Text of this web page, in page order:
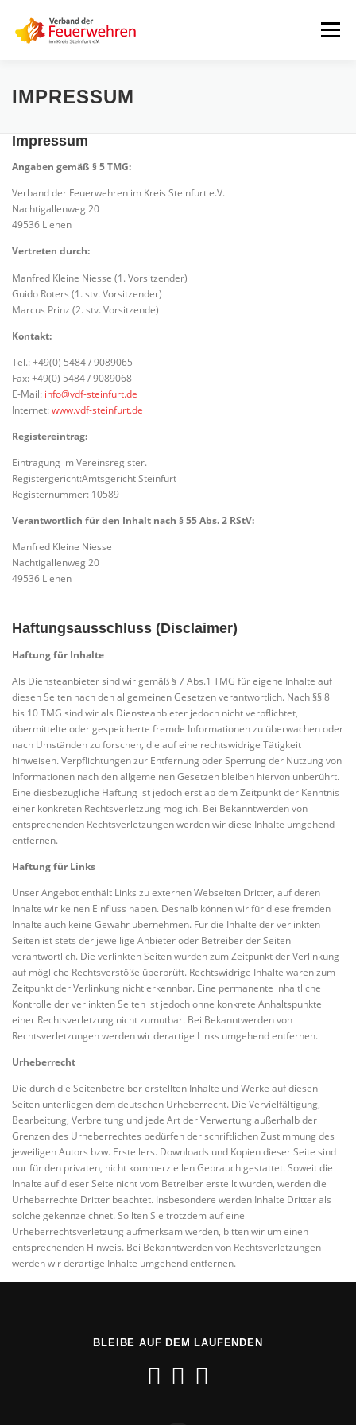
springen
Menü
START AKTUELLES
VORSTAND
INTERNER BEREICH
IMPRESSUM
Impressum
Angaben gemäß § 5 TMG:
Verband der Feuerwehren im Kreis Steinfurt e.V.
Nachtigallenweg 20
49536 Lienen
Vertreten durch:
Manfred Kleine Niesse (1. Vorsitzender)
Guido Roters (1. stv. Vorsitzender)
Marcus Prinz (2. stv. Vorsitzende)
Kontakt:
Tel.: +49(0) 5484 / 9089065
Fax: +49(0) 5484 / 9089068
E-Mail: info@vdf-steinfurt.de
Internet:www.vdf-steinfurt.de
Registereintrag:
Eintragung im Vereinsregister.
Registergericht:Amtsgericht Steinfurt
Registernummer: 10589
Verantwortlich für den Inhalt nach § 55 Abs. 2 RStV:
Manfred Kleine Niesse
Nachtigallenweg 20
49536 Lienen
Haftungsausschluss (Disclaimer)
Haftung für Inhalte
Als Diensteanbieter sind wir gemäß § 7 Abs.1 TMG für eigene Inhalte auf
diesen Seiten nach den allgemeinen Gesetzen verantwortlich. Nach §§ 8
bis 10 TMG sind wir als Diensteanbieter jedoch nicht verpflichtet,
übermittelte oder gespeicherte fremde Informationen zu überwachen oder
nach Umständen zu forschen, die auf eine rechtswidrige Tätigkeit
hinweisen. Verpflichtungen zur Entfernung oder Sperrung der Nutzung von
Informationen nach den allgemeinen Gesetzen bleiben hiervon unberührt.
Eine diesbezügliche Haftung ist jedoch erst ab dem Zeitpunkt der Kenntnis
einer konkreten Rechtsverletzung möglich. Bei Bekanntwerden von
entsprechenden Rechtsverletzungen werden wir diese Inhalte umgehend
entfernen.
Haftung für Links
Unser Angebot enthält Links zu externen Webseiten Dritter, auf deren
Inhalte wir keinen Einfluss haben. Deshalb können wir für diese fremden
Inhalte auch keine Gewähr übernehmen. Für die Inhalte der verlinkten
Seiten ist stets der jeweilige Anbieter oder Betreiber der Seiten
verantwortlich. Die verlinkten Seiten wurden zum Zeitpunkt der Verlinkung
auf mögliche Rechtsverstöße überprüft. Rechtswidrige Inhalte waren zum
Zeitpunkt der Verlinkung nicht erkennbar. Eine permanente inhaltliche
Kontrolle der verlinkten Seiten ist jedoch ohne konkrete Anhaltspunkte
einer Rechtsverletzung nicht zumutbar. Bei Bekanntwerden von
Rechtsverletzungen werden wir derartige Links umgehend entfernen.
Urheberrecht
Die durch die Seitenbetreiber erstellten Inhalte und Werke auf diesen
Seiten unterliegen dem deutschen Urheberrecht. Die Vervielfältigung,
Bearbeitung, Verbreitung und jede Art der Verwertung außerhalb der
Grenzen des Urheberrechtes bedürfen der schriftlichen Zustimmung des
jeweiligen Autors bzw. Erstellers. Downloads und Kopien dieser Seite sind
nur für den privaten, nicht kommerziellen Gebrauch gestattet. Soweit die
Inhalte auf dieser Seite nicht vom Betreiber erstellt wurden, werden die
Urheberrechte Dritter beachtet. Insbesondere werden Inhalte Dritter als
solche gekennzeichnet. Sollten Sie trotzdem auf eine
Urheberrechtsverletzung aufmerksam werden, bitten wir um einen
entsprechenden Hinweis. Bei Bekanntwerden von Rechtsverletzungen
werden wir derartige Inhalte umgehend entfernen.
BLEIBE AUF DEM LAUFENDEN